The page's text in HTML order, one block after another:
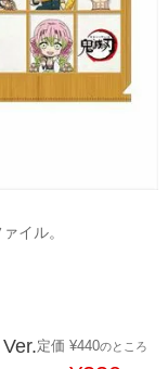
イル。
定価 ¥440のところ